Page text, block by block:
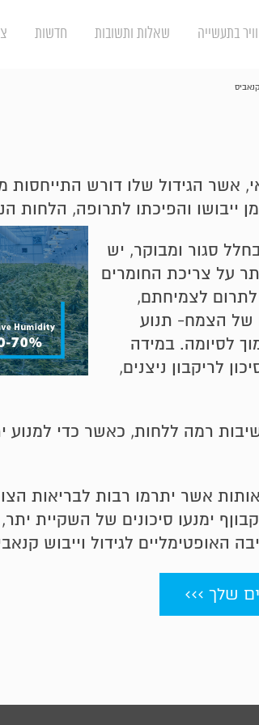
בתעשייה שאלות ותשובות חדשות
הגידול שלו דורש התייחסות
והפיכתו לתרופה, הלחות
סגור ומבוקר, יש
על צריכת החומרים
לצמיחתם,
של הצמח- תנוע
הצמחים ל-30% לחות סמוך לסיומה. במידה
לריקבון ניצנים,
רמה ללחות, כאשר כדי למנוע
אשר יתרמו רבות לבריאות
ימנעו סיכונים של השקיית